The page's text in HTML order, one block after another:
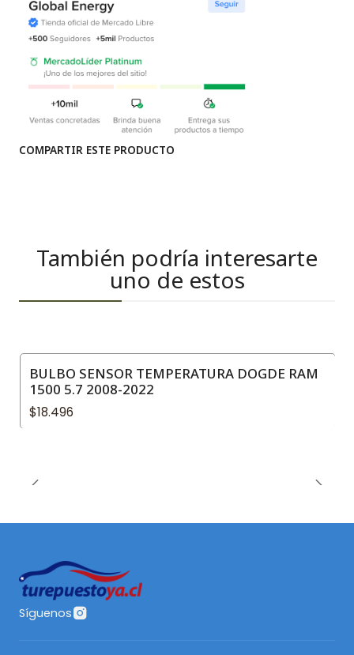
COMPARTIR ESTE PRODUCTO
También podría interesarte
uno de estos
BULBO SENSOR TEMPERATURA DOGDE RAM
1500 5.7 2008-2022
$18.496
Síguenos